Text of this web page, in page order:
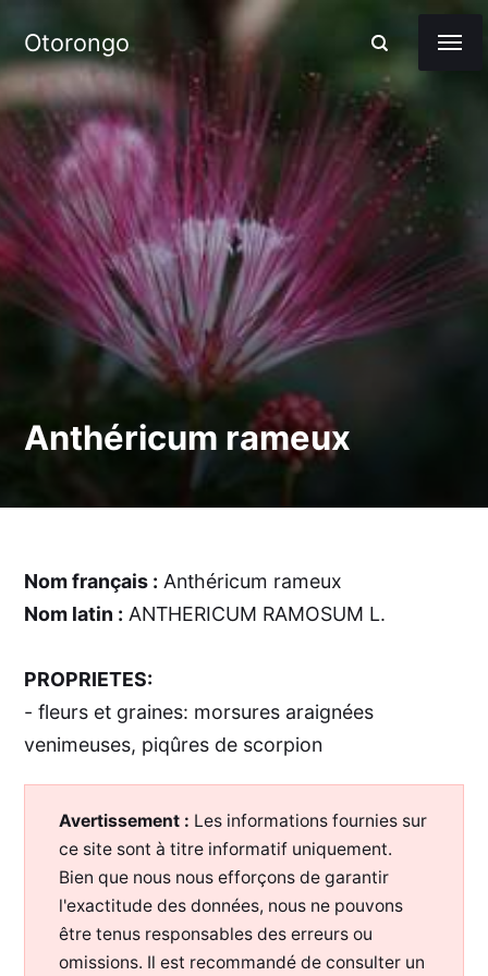
Otorongo
Anthéricum rameux
Nom français : Anthéricum rameux
Nom latin : ANTHERICUM RAMOSUM L.
PROPRIETES:
- fleurs et graines: morsures araignées
venimeuses, piqûres de scorpion
Avertissement : Les informations fournies sur
ce site sont à titre informatif uniquement.
Bien que nous nous efforçons de garantir
l'exactitude des données, nous ne pouvons
être tenus responsables des erreurs ou
omissions. Il est recommandé de consulter un